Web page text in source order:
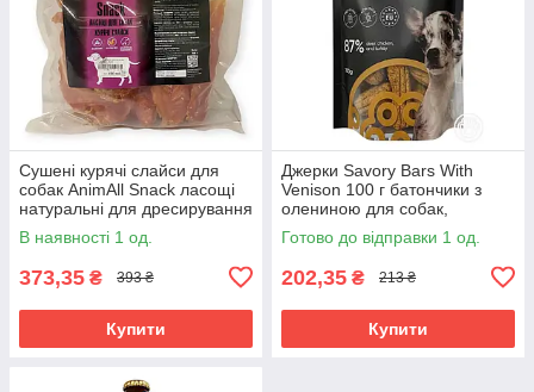
Сушені курячі слайси для
собак AnimAll Snack ласощі
натуральні для дресирування
собак 500 г
В наявності 1 од.
373,35 ₴ 393 ₴
Купити
Джерки Savory Bars With
Venison 100 г батончики з
олениною для собак,
беззернові м'ясні ласощі з
брусницею та індичкою
Готово до відправки 1 од.
202,35 ₴ 213 ₴
Купити